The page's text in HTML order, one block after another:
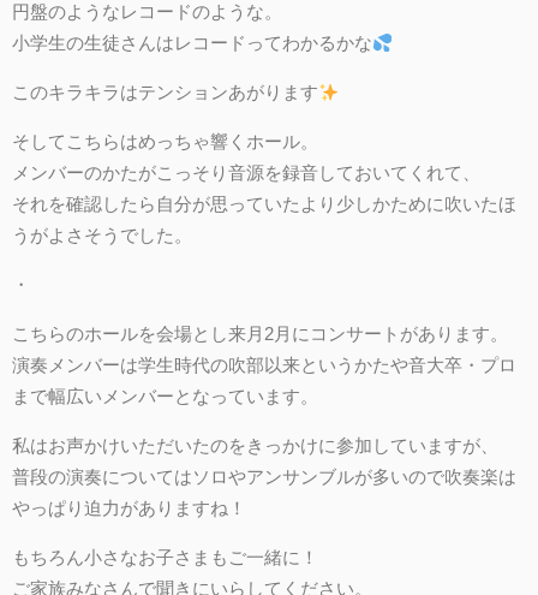
円盤のようなレコードのような。
小学生の生徒さんはレコードってわかるかな
このキラキラはテンションあがります
そしてこちらはめっちゃ響くホール。
メンバーのかたがこっそり音源を録音しておいてくれて、
それを確認したら自分が思っていたより少しかために吹いたほ
うがよさそうでした。
・
こちらのホールを会場とし来月2月にコンサートがあります。
演奏メンバーは学生時代の吹部以来というかたや音大卒・プロ
まで幅広いメンバーとなっています。
私はお声かけいただいたのをきっかけに参加していますが、
普段の演奏についてはソロやアンサンブルが多いので吹奏楽は
やっぱり迫力がありますね！
もちろん小さなお子さまもご一緒に！
ご家族みなさんで聞きにいらしてください。